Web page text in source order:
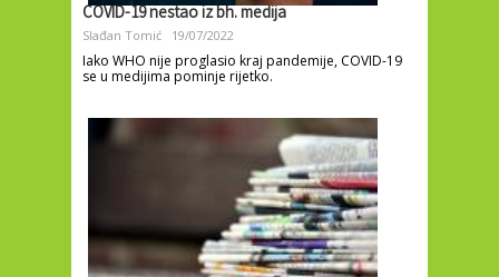
COVID-19 nestao iz bh. medija
Slađan Tomić 19/07/2022
Iako WHO nije proglasio kraj pandemije, COVID-19
se u medijima pominje rijetko.